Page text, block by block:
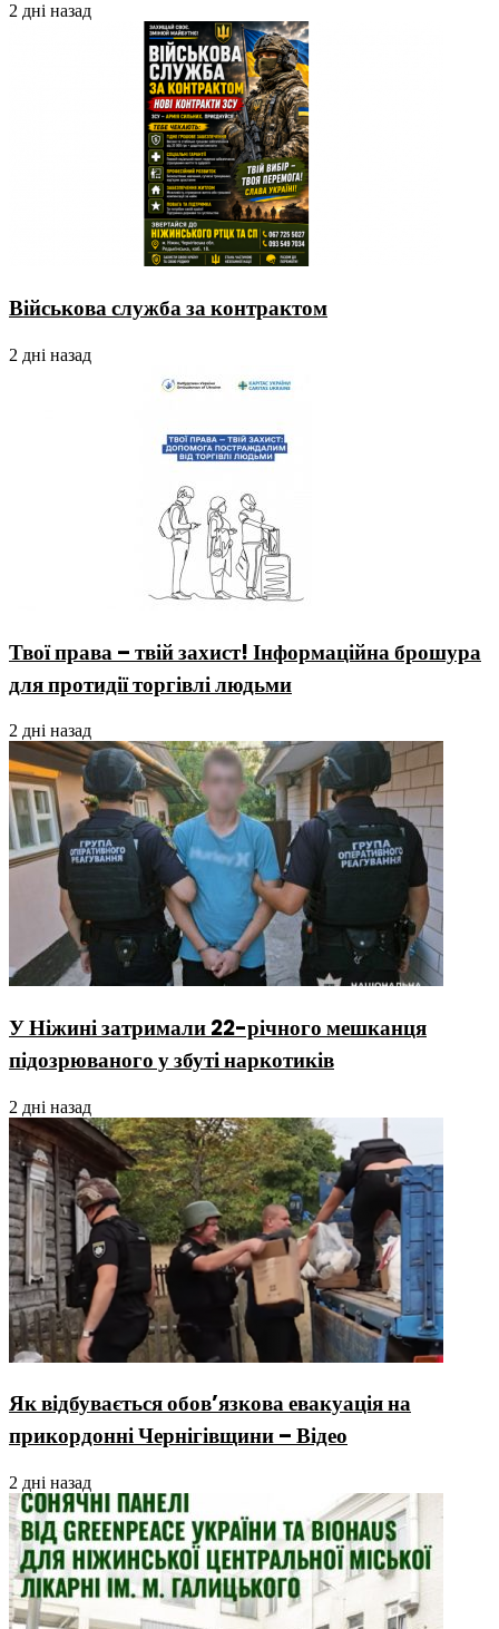
2 дні назад
Військова служба за контрактом
2 дні назад
Твої права – твій захист! Інформаційна брошура
для протидії торгівлі людьми
2 дні назад
У Ніжині затримали 22-річного мешканця
підозрюваного у збуті наркотиків
2 дні назад
Як відбувається обов’язкова евакуація на
прикордонні Чернігівщини – Відео
2 дні назад